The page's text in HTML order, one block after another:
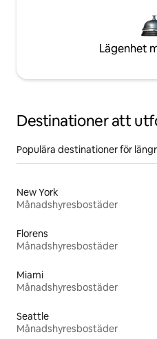
Lägenhet
Destinationer att
Populära destinationer för
New York
Månadshyresbostäder
Florens
Månadshyresbostäder
Miami
Månadshyresbostäder
Seattle
Månadshyresbostäder